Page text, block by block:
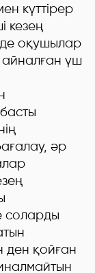
күттірер
кезең
оқушылар
үш
әр
соларды
қойған